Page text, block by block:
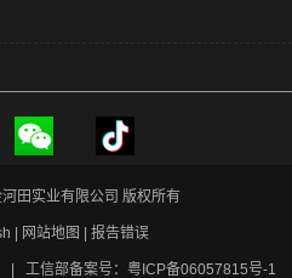
田实业有限公司 版权所有
| 网站地图 | 报告错误
| 工信部备案号： 粤ICP备06057815号-1